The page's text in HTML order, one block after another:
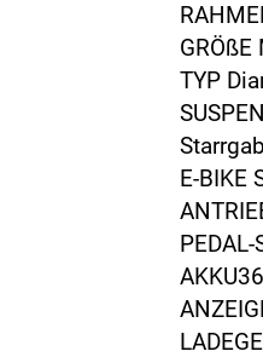
TYP
E-BIKE